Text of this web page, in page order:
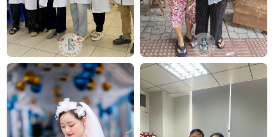
Đánh giá product này